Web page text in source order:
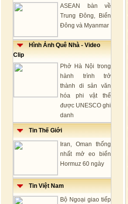
ASEAN bàn về
Trung Đông, Biển
Đông và Myanmar
Hình Ảnh Quê Nhà - Video
Clip
Phở Hà Nội trong
hành trình trở
thành di sản văn
hóa phi vật thể
được UNESCO ghi
danh
Tin Thế Giới
Iran, Oman thống
nhất mở eo biển
Hormuz 60 ngày
Tin Việt Nam
Bộ Ngoại giao tiếp